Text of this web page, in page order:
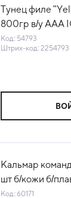
Тунец филе
800гр в/у AAA
(КОД 54793) (-
Код: 54793
Штрих-код: 2254793
Кальмар
шт б/кожи б/
(ПУ) (КОД 60171)
Код: 60171